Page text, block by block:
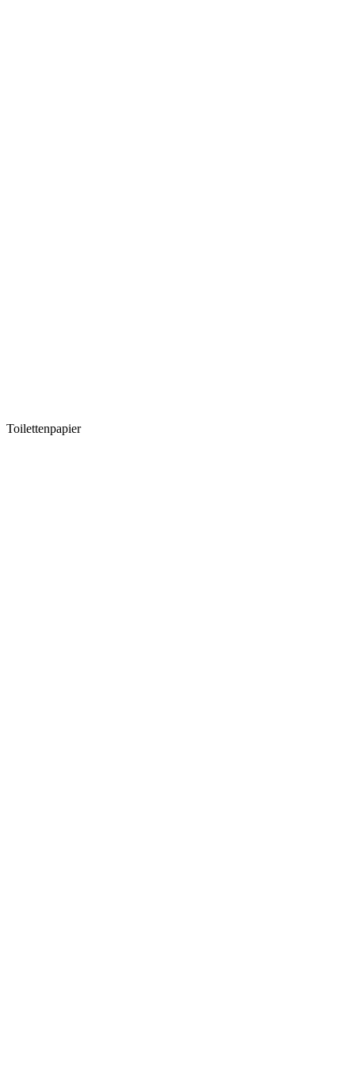
Toilettenpapier